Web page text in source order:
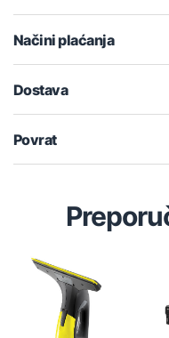
Načini plaćanja
Dostava
Povrat